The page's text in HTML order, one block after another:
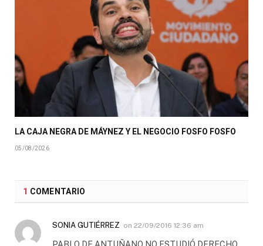
LA CAJA NEGRA DE MÁYNEZ Y EL NEGOCIO FOSFO FOSFO
05/08/2026
1 COMENTARIO
SONIA GUTIÉRREZ on 22/09/2016 12:36 am